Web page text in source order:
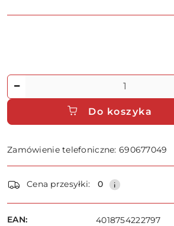
Ilość
Do koszyka
Zamówienie telefoniczne: 690677049
Wyślij
Dostępność
i
dostawa
Cena przesyłki: 0
EAN: 4018754222797